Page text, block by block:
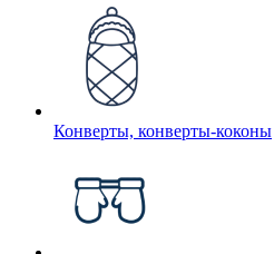
Конверты, конверты-коконы